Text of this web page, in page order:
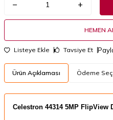
HEMEN
Listeye Ekle Tavsiye Et
Ürün Açıklaması Ödeme
Celestron 44314 5MP FlipView